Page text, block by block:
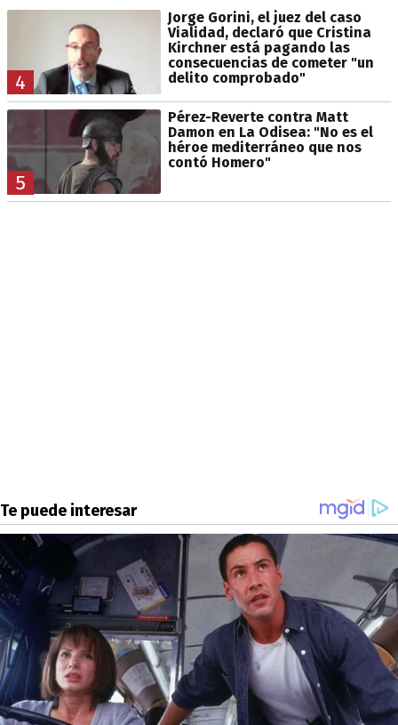
4
Jorge Gorini, el juez del caso
Vialidad, declaró que Cristina
Kirchner está pagando las
consecuencias de cometer "un
delito comprobado"
5
Pérez-Reverte contra Matt
Damon en La Odisea: "No es el
héroe mediterráneo que nos
contó Homero"